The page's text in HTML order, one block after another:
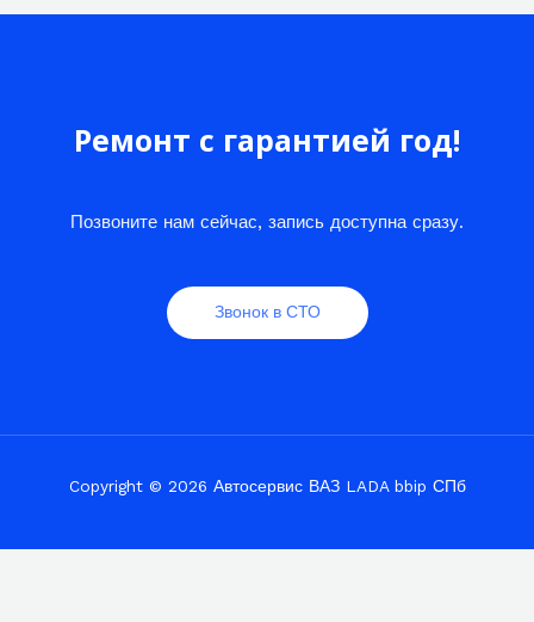
Ремонт с гарантией год!
Позвоните нам сейчас, запись доступна сразу.
Звонок в СТО
Copyright © 2026 Автосервис ВАЗ LADA bbip СПб